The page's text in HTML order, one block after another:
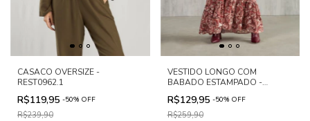
CASACO OVERSIZE -
REST0962.1
R$119,95 -50% OFF
R$239,90
VESTIDO LONGO COM
BABADO ESTAMPADO -
REST0938
R$129,95 -50% OFF
R$259,90